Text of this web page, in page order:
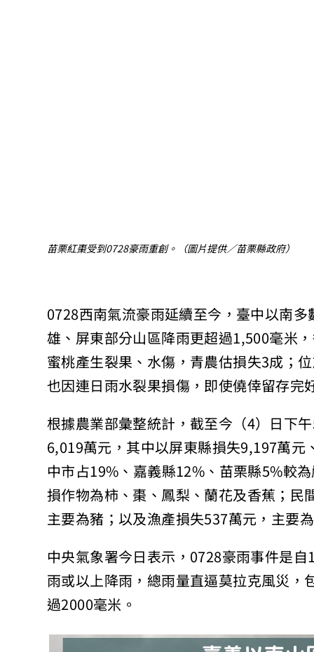
苗栗紅棗受到0728豪雨重創。（圖片提供／苗栗縣政府）
0728西南氣流豪雨延續至今，臺中以南
雄、屏東部分山區降雨更超過1,500毫米
蜜桃產生裂果、水傷，青農估損失3成；
也因連日雨水裂果損傷，即使僥倖留存
根據農業部彙整統計，截至今（4）日下
6,019萬元，其中以屏東縣損失9,197萬
中市占19%、嘉義縣12%、苗栗縣5%較
損作物為柿、棗、鳳梨、蘭花及香蕉；
主要為豬；以及漁產損失537萬元，主要
中央氣象署今日表示，0728豪雨事件是
雨或以上降雨，總雨量直逼莫拉克風災
過2000毫米。